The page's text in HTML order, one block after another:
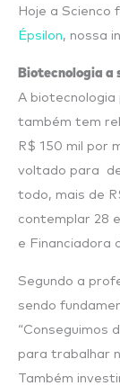
Hoje a Scienco
Épsilon, nossa
Biotecnologia a
A biotecnologia
também tem
R$ 150 mil por
voltado para
todo, mais de
contemplar 28
e Financiadora
Segundo a
sendo
“Conseguimos
para trabalhar
Também